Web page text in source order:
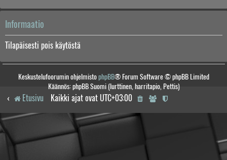
Informaatio
Tilapäisesti pois käytöstä
Keskustelufoorumin ohjelmistophpBB® Forum Software © phpBB Limited
Käännös: phpBB Suomi (lurttinen, harritapio, Pettis)
Etusivu Kaikki ajat ovat UTC+03:00